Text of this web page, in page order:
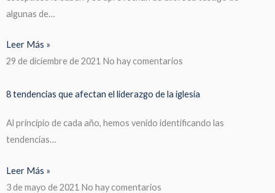
algunas de…
Leer Más »
29 de diciembre de 2021 No hay comentarios
8 tendencias que afectan el liderazgo de la iglesia
Al principio de cada año, hemos venido identificando las
tendencias…
Leer Más »
3 de mayo de 2021 No hay comentarios